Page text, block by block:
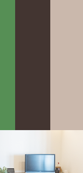
お客様の声